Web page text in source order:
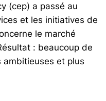
(cep) a passé au
et les initiatives de
le marché
: beaucoup de
ambitieuses et plus